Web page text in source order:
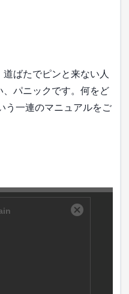
ばたでピンと来ない人
パニックです。何をど
う一連のマニュアルをご